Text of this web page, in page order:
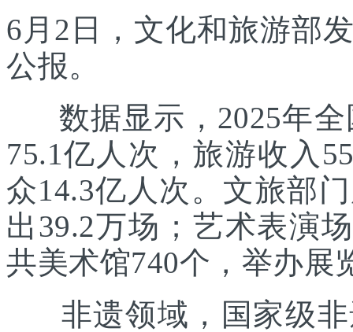
6月2日，文化和旅游部
公报。
数据显示，2025年全
75.1亿人次，旅游收入
众14.3亿人次。文旅部
出39.2万场；艺术表演
共美术馆740个，举办展
非遗领域，国家级非